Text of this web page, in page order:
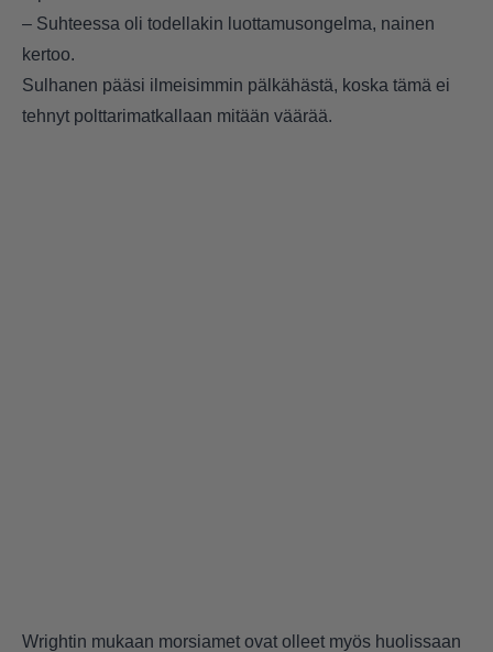
– Suhteessa oli todellakin luottamusongelma, nainen
kertoo.
Sulhanen pääsi ilmeisimmin pälkähästä, koska tämä ei
tehnyt polttarimatkallaan mitään väärää.
Wrightin mukaan morsiamet ovat olleet myös huolissaan